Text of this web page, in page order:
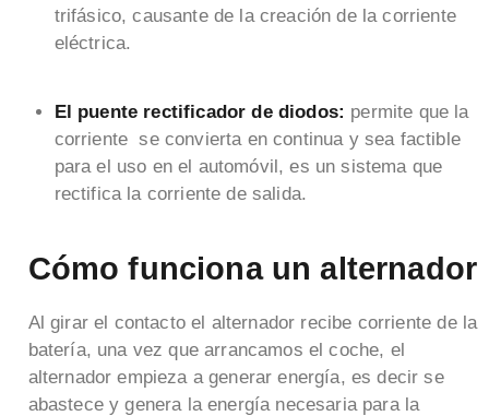
trifásico, causante de la creación de la corriente
eléctrica.
El puente rectificador de diodos: permite que la
corriente se convierta en continua y sea factible
para el uso en el automóvil, es un sistema que
rectifica la corriente de salida.
Cómo funciona un alternador
Al girar el contacto el alternador recibe corriente de la
batería, una vez que arrancamos el coche, el
alternador empieza a generar energía, es decir se
abastece y genera la energía necesaria para la